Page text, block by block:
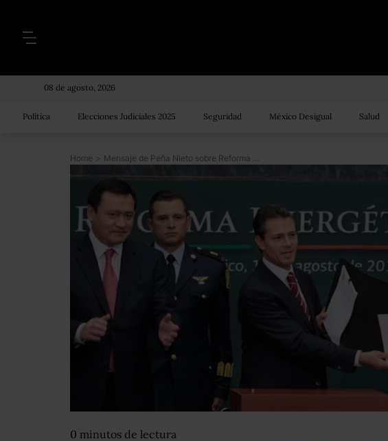
08 de agosto, 2026
Política Elecciones Judiciales 2025 Seguridad México Desigual Salud
Home > Mensaje de Peña Nieto sobre Reforma Energética
0 minutos de lectura